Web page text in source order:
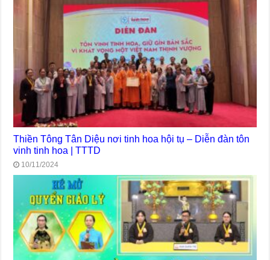
Thiền Tông Tân Diệu nơi tinh hoa hội tụ – Diễn đàn tôn
vinh tinh hoa | TTTD
10/11/2024